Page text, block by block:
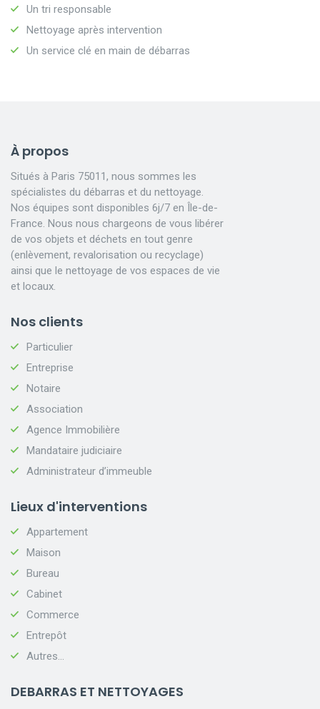
Un tri responsable
Nettoyage après intervention
Un service clé en main de débarras
À propos
Situés à Paris 75011, nous sommes les
spécialistes du débarras et du nettoyage.
Nos équipes sont disponibles 6j/7 en Île-de-
France. Nous nous chargeons de vous libérer
de vos objets et déchets en tout genre
(enlèvement, revalorisation ou recyclage)
ainsi que le nettoyage de vos espaces de vie
et locaux.
Nos clients
Particulier
Entreprise
Notaire
Association
Agence Immobilière
Mandataire judiciaire
Administrateur d’immeuble
Lieux d'interventions
Appartement
Maison
Bureau
Cabinet
Commerce
Entrepôt
Autres...
DEBARRAS ET NETTOYAGES